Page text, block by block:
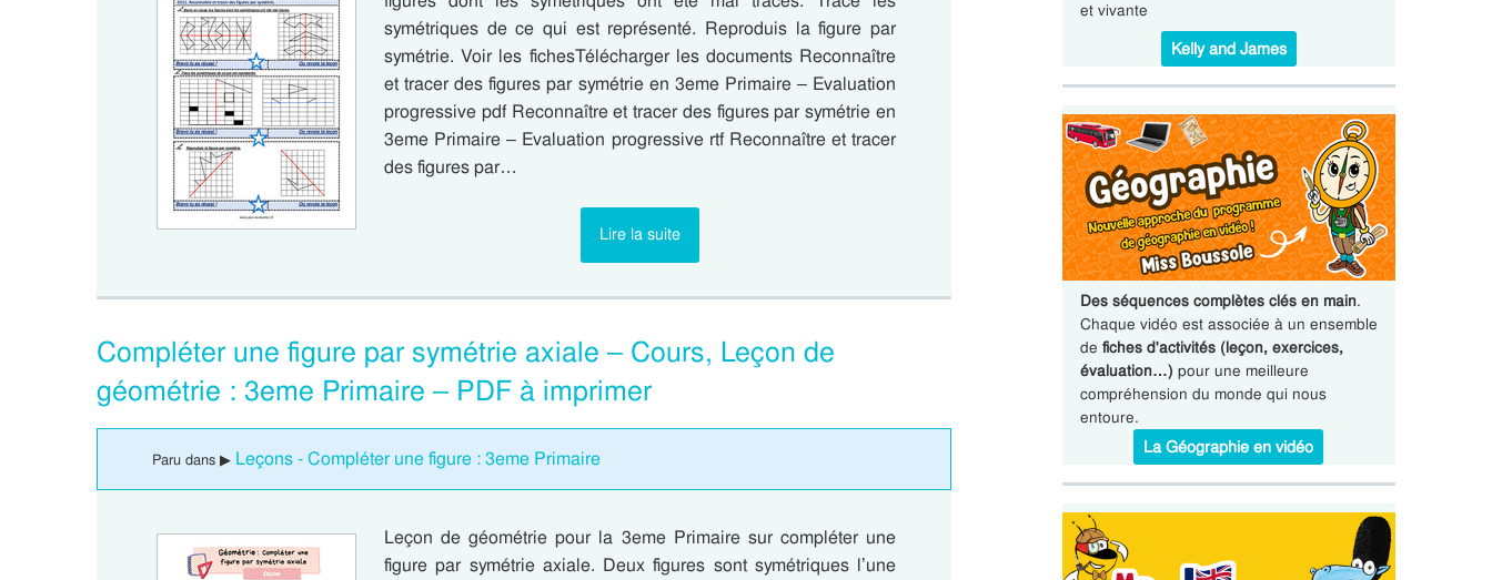
symétriques de ce qui est représenté. Reproduis la figure par
symétrie. Voir les fichesTélécharger les documents Reconnaître
et tracer des figures par symétrie en 3eme Primaire – Evaluation
progressive pdf Reconnaître et tracer des figures par symétrie en
3eme Primaire – Evaluation progressive rtf Reconnaître et tracer
des figures par…
Lire la suite
Compléter une figure par symétrie axiale – Cours, Leçon de
géométrie : 3eme Primaire – PDF à imprimer
Paru dans ▶ Leçons - Compléter une figure : 3eme Primaire
Leçon de géométrie pour la 3eme Primaire sur compléter une
figure par symétrie axiale. Deux figures sont symétriques l’une
et vivante
Kelly and James
Des séquences complètes clés en main.
Chaque vidéo est associée à un ensemble
de fiches d'activités (leçon, exercices,
évaluation…) pour une meilleure
compréhension du monde qui nous
entoure.
La Géographie en vidéo